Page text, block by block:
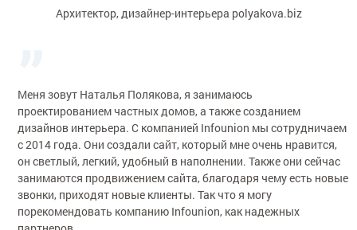
Архитектор, дизайнер-интерьера polyakova.biz
Меня зовут Наталья Полякова, я занимаюсь
проектированием частных домов, а также созданием
дизайнов интерьера. С компанией Infounion мы сотрудничаем
с 2014 года. Они создали сайт, который мне очень нравится,
он светлый, легкий, удобный в наполнении. Также они сейчас
занимаются продвижением сайта, благодаря чему есть новые
звонки, приходят новые клиенты. Так что я могу
порекомендовать компанию Infounion, как надежных